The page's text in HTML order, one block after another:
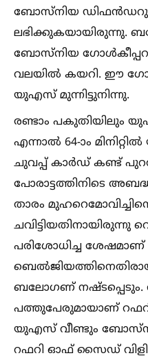
ബോസ്‌നിയ
ലഭിക്കുകയായിരുന്നു.
ബോസ്‌നിയ
വലയില്‍ കയറി. ഈ
യുഎസ് മുന്നിട്ടുനിന്നു.
രണ്ടാം പകുതിയിലും
എന്നാല്‍ 64-ാം
ചുവപ്പ് കാര്‍ഡ് കണ്ട്
പോരാട്ടത്തിനിടെ
താരം
ചവിട്ടിയതിനായിരുന്നു
പരിശോധിച്ച
ബെല്‍ജിയത്തിനെതിരായ
ബലോഗണ് നഷ്ടപ്പെടും.
പത്തുപേരുമായാണ് റഫറി
യുഎസ് വീണ്ടും
റഫറി ഓഫ് സൈഡ്